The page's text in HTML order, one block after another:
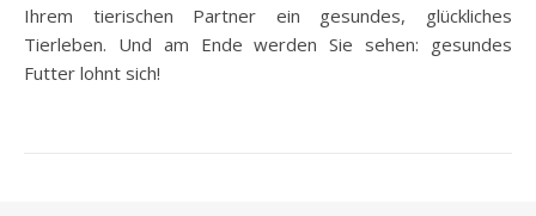
Ihrem tierischen Partner ein gesundes, glückliches
Tierleben. Und am Ende werden Sie sehen: gesundes
Futter lohnt sich!